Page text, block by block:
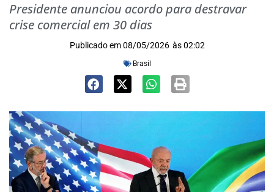
Presidente anunciou acordo para destravar
crise comercial em 30 dias
Publicado em 08/05/2026 às 02:02
Brasil